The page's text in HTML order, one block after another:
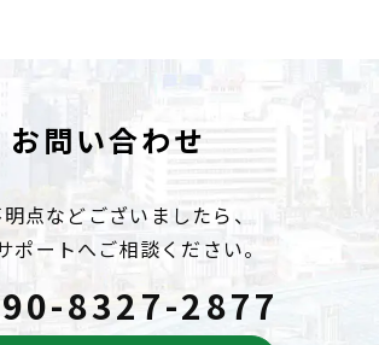
お問い合わせ
点などございましたら、
ポートへご相談ください。
8327-2877